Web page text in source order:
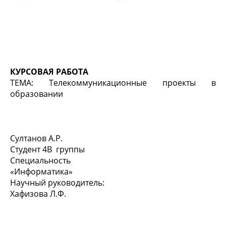
КУРСОВАЯ РАБОТА
ТЕМА: Телекоммуникационные проекты в
образовании
Султанов А.Р.
Студент 4В группы
Специальность
«Информатика»
Научный руководитель:
Хафизова Л.Ф.